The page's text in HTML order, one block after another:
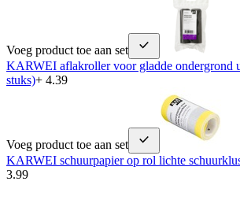
Voeg product toe aan set
KARWEI aflakroller voor gladde ondergrond
stuks)+ 4.39
Voeg product toe aan set
KARWEI schuurpapier op rol lichte
3.99